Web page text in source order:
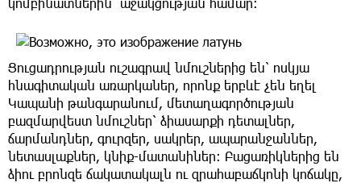
կոմբինատներին՝ աջակցության համար։
Ցուցադրության ուշագրավ նմուշներից են՝ ոսկյա
հնագիտական առարկաներ, որոնք երբևէ չեն եղել
Կապանի թանգարանում, մետաղագործության
բազմարվեստ նմուշներ՝ ձիասարքի դետալներ,
ճարմանդներ, գուրզեր, սակրեր, ապարանջաններ,
նետասլաքներ, կնիք-մատանիներ։ Բացառիկներից են
ձիու բրոնզե ճակատակալն ու զրահաբաճկոնի կոճակը,